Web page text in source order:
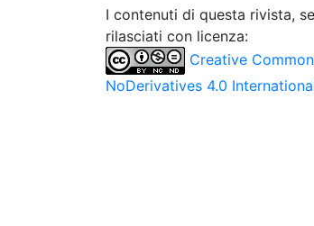
I contenuti di questa rivista,
rilasciati con licenza:
Creative
NoDerivatives 4.0